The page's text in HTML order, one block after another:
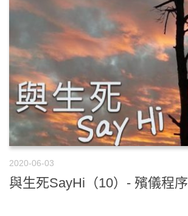
2020-06-03
與生死SayHi（10）- 殯儀程序